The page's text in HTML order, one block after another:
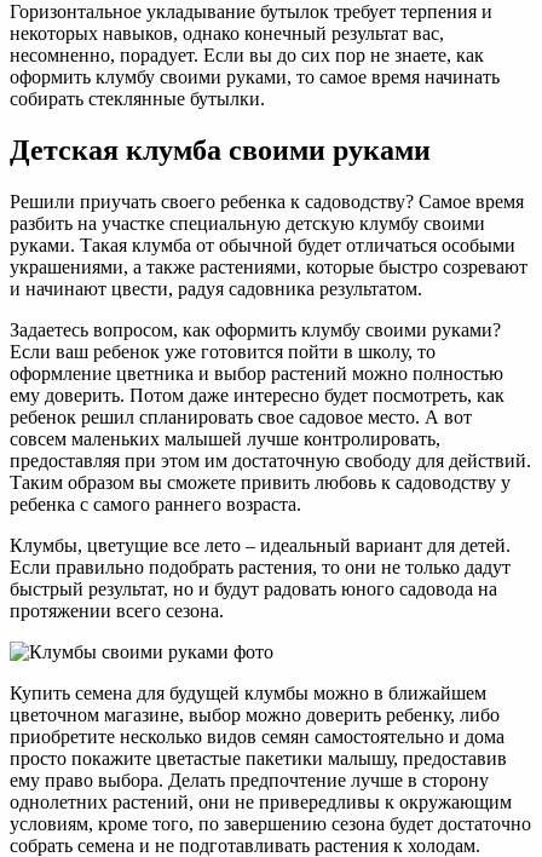
Горизонтальное укладывание бутылок требует терпения и
некоторых навыков, однако конечный результат вас,
несомненно, порадует. Если вы до сих пор не знаете, как
оформить клумбу своими руками, то самое время начинать
собирать стеклянные бутылки.
Детская клумба своими руками
Решили приучать своего ребенка к садоводству? Самое время
разбить на участке специальную детскую клумбу своими
руками. Такая клумба от обычной будет отличаться особыми
украшениями, а также растениями, которые быстро созревают
и начинают цвести, радуя садовника результатом.
Задаетесь вопросом, как оформить клумбу своими руками?
Если ваш ребенок уже готовится пойти в школу, то
оформление цветника и выбор растений можно полностью
ему доверить. Потом даже интересно будет посмотреть, как
ребенок решил спланировать свое садовое место. А вот
совсем маленьких малышей лучше контролировать,
предоставляя при этом им достаточную свободу для действий.
Таким образом вы сможете привить любовь к садоводству у
ребенка с самого раннего возраста.
Клумбы, цветущие все лето – идеальный вариант для детей.
Если правильно подобрать растения, то они не только дадут
быстрый результат, но и будут радовать юного садовода на
протяжении всего сезона.
Купить семена для будущей клумбы можно в ближайшем
цветочном магазине, выбор можно доверить ребенку, либо
приобретите несколько видов семян самостоятельно и дома
просто покажите цветастые пакетики малышу, предоставив
ему право выбора. Делать предпочтение лучше в сторону
однолетних растений, они не привередливы к окружающим
условиям, кроме того, по завершению сезона будет достаточно
собрать семена и не подготавливать растения к холодам.